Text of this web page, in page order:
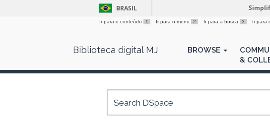
BRASIL
Ir para o conteúdo 1 Ir para o menu 2 Ir para a busca 3 Ir para
Biblioteca digital MJ BROWSE
&